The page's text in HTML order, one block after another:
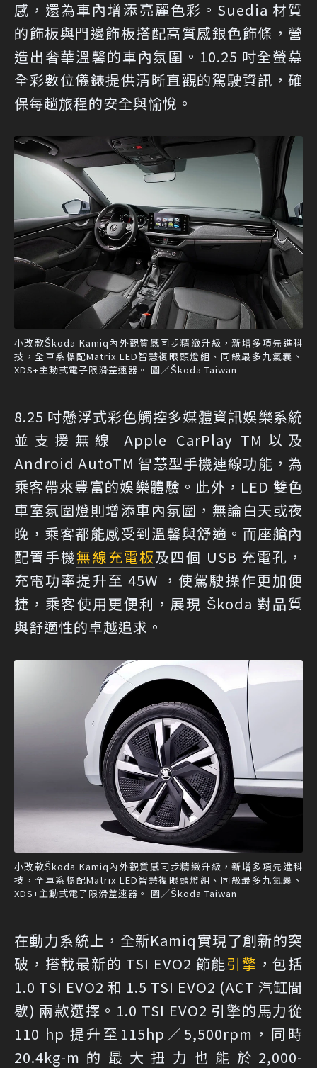
感，還為車內增添亮麗色彩。Suedia 材質
的飾板與門邊飾板搭配高質感銀色飾條，營
造出奢華溫馨的車內氛圍。10.25 吋全螢幕
全彩數位儀錶提供清晰直觀的駕駛資訊，確
保每趟旅程的安全與愉悅。
小改款Škoda Kamiq內外觀質感同步精緻升級，新增多項先進科
技，全車系標配Matrix LED智慧複眼頭燈組、同級最多九氣囊、
XDS+主動式電子限滑差速器。 圖／Škoda Taiwan
8.25 吋懸浮式彩色觸控多媒體資訊娛樂系統
並支援無線 Apple CarPlay TM以及
Android AutoTM 智慧型手機連線功能，為
乘客帶來豐富的娛樂體驗。此外，LED 雙色
車室氛圍燈則增添車內氛圍，無論白天或夜
晚，乘客都能感受到溫馨與舒適。而座艙內
配置手機無線充電板及四個 USB 充電孔，
充電功率提升至 45W ，使駕駛操作更加便
捷，乘客使用更便利，展現 Škoda 對品質
與舒適性的卓越追求。
小改款Škoda Kamiq內外觀質感同步精緻升級，新增多項先進科
技，全車系標配Matrix LED智慧複眼頭燈組、同級最多九氣囊、
XDS+主動式電子限滑差速器。 圖／Škoda Taiwan
在動力系統上，全新Kamiq實現了創新的突
破，搭載最新的 TSI EVO2 節能引擎 ，包括
1.0 TSI EVO2 和 1.5 TSI EVO2 (ACT 汽缸間
歇) 兩款選擇。1.0 TSI EVO2 引擎的馬力從
110 hp 提升至115hp／5,500rpm，同時
20.4kg-m的最大扭力也能於2,000-